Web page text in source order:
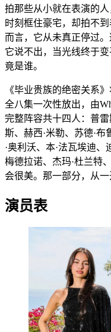
拍那些从小就在表演的
时刻框住豪宅，却拍不
而言，它从未真正停过
它说不出，当光线终于
竟是谁。
《毕业贵族的绝密关系
全八集一次性放出，由
完整阵容共十四人：普雷
斯、赫西·米勒、苏德·
·奥利沃、本·法瓦埃迪、
梅德拉诺、杰玛·杜兰特
会很美。那一部分，从一
演员表